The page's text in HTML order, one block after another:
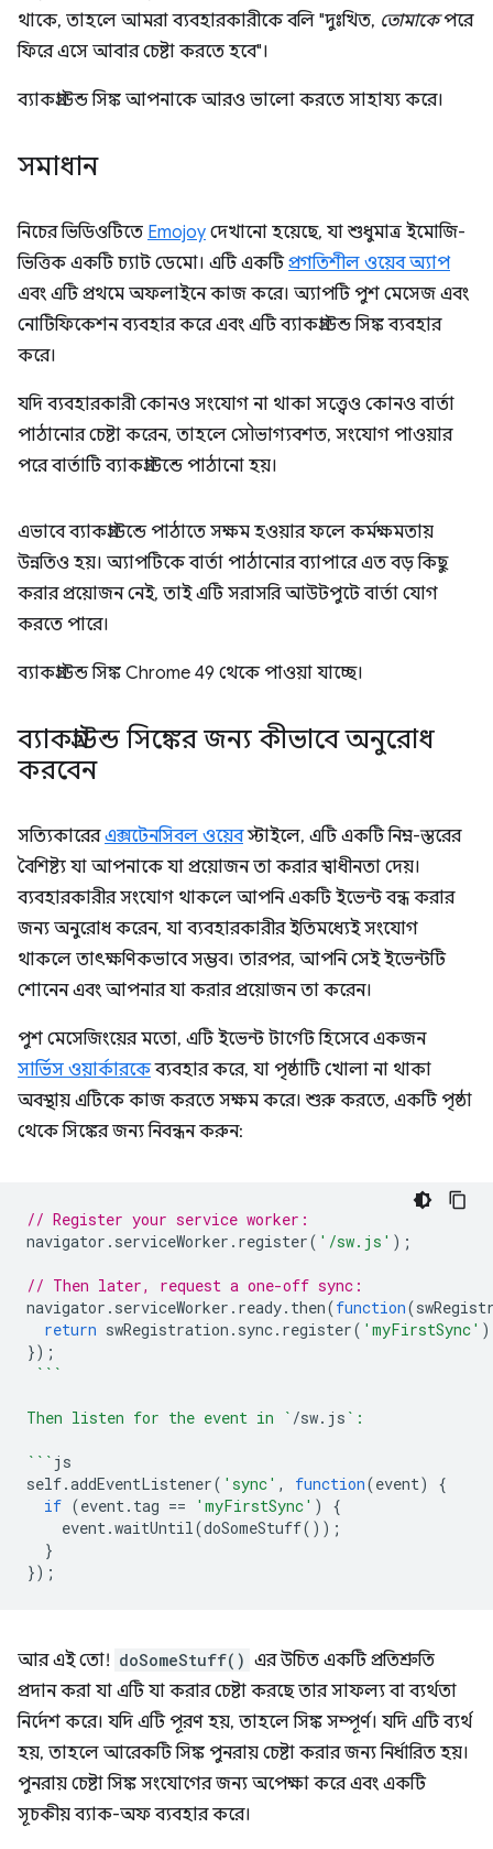
থাকে, তাহলে আমরা ব্যবহারকারীকে বলি "দুঃখিত, তোমাকেপরে
ফিরে এসে আবার চেষ্টা করতে হবে"।
ব্যাকগ্রাউন্ড সিঙ্ক আপনাকে আরও ভালো করতে সাহায্য করে।
সমাধান
নিচের ভিডিওটিতে Emojoy দেখানো হয়েছে, যা শুধুমাত্র ইমোজি-
ভিত্তিক একটি চ্যাট ডেমো। এটি একটিপ্রগতিশীল ওয়েব অ্যাপ
এবং এটি প্রথমে অফলাইনে কাজ করে। অ্যাপটি পুশ মেসেজ এবং
নোটিফিকেশন ব্যবহার করে এবং এটি ব্যাকগ্রাউন্ড সিঙ্ক ব্যবহার
করে।
যদি ব্যবহারকারী কোনও সংযোগ না থাকা সত্ত্বেও কোনও বার্তা
পাঠানোর চেষ্টা করেন, তাহলে সৌভাগ্যবশত, সংযোগ পাওয়ার
পরে বার্তাটি ব্যাকগ্রাউন্ডে পাঠানো হয়।
এভাবে ব্যাকগ্রাউন্ডে পাঠাতে সক্ষম হওয়ার ফলে কর্মক্ষমতায়
উন্নতিও হয়। অ্যাপটিকে বার্তা পাঠানোর ব্যাপারে এত বড় কিছু
করার প্রয়োজন নেই, তাই এটি সরাসরি আউটপুটে বার্তা যোগ
করতে পারে।
ব্যাকগ্রাউন্ড সিঙ্ক Chrome 49 থেকে পাওয়া যাচ্ছে।
ব্যাকগ্রাউন্ড সিঙ্কের জন্য কীভাবে অনুরোধ
করবেন
সত্যিকারেরএক্সটেনসিবল ওয়েবস্টাইলে, এটি একটি নিম্ন-স্তরের
বৈশিষ্ট্য যা আপনাকে যা প্রয়োজন তা করার স্বাধীনতা দেয়।
ব্যবহারকারীর সংযোগ থাকলে আপনি একটি ইভেন্ট বন্ধ করার
জন্য অনুরোধ করেন, যা ব্যবহারকারীর ইতিমধ্যেই সংযোগ
থাকলে তাৎক্ষণিকভাবে সম্ভব। তারপর, আপনি সেই ইভেন্টটি
শোনেন এবং আপনার যা করার প্রয়োজন তা করেন।
পুশ মেসেজিংয়ের মতো, এটি ইভেন্ট টার্গেট হিসেবে একজন
সার্ভিস ওয়ার্কারকেব্যবহার করে, যা পৃষ্ঠাটি খোলা না থাকা
অবস্থায় এটিকে কাজ করতে সক্ষম করে। শুরু করতে, একটি পৃষ্ঠা
থেকে সিঙ্কের জন্য নিবন্ধন করুন:
// Register your service worker:
navigator . serviceWorker . register( '/sw.js' );
// Then later, request a one-off sync:
navigator . serviceWorker . ready. then(function(
return swRegistration . sync. register( 'myFirstSync'
});
```
Then listen for the event in ` /sw. js `:
``` js
self.addEventListener( 'sync' , function(event)
{
if (event. tag == 'myFirstSync' )
{
event.waitUntil(doSomeStuff());
}
});
আর এই তো! doSomeStuff() এর উচিত একটি প্রতিশ্রুতি
প্রদান করা যা এটি যা করার চেষ্টা করছে তার সাফল্য বা ব্যর্থতা
নির্দেশ করে। যদি এটি পূরণ হয়, তাহলে সিঙ্ক সম্পূর্ণ। যদি এটি ব্যর্থ
হয়, তাহলে আরেকটি সিঙ্ক পুনরায় চেষ্টা করার জন্য নির্ধারিত হয়।
পুনরায় চেষ্টা সিঙ্ক সংযোগের জন্য অপেক্ষা করে এবং একটি
সূচকীয় ব্যাক-অফ ব্যবহার করে।